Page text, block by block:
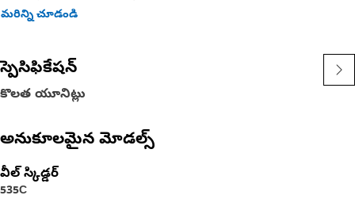
dependability.
మరిన్ని చూడండి
స్పెసిఫికేషన్
కొలత యూనిట్లు
అనుకూలమైన మోడల్స్
వీల్ స్కిడ్డర్
535C